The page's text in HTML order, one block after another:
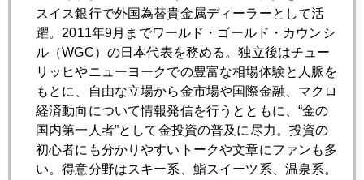
2020年07月21日
ワクチン開発進む、市場の反応に変化
2020年07月20日
米国では個人投資家が勝者に、プロは反省モード
スイス銀行で外国為替貴金属ディーラーとして活
躍。2011年9月までワールド・ゴールド・カウンシ
ル（WGC）の日本代表を務める。独立後はチュー
リッヒやニューヨークでの豊富な相場体験と人脈を
もとに、自由な立場から金市場や国際金融、マクロ
経済動向について情報発信を行うとともに、“金の
国内第一人者”として金投資の普及に尽力。投資の
初心者にも分かりやすいトークや文章にファンも多
い。得意分野はスキー系、鮨スイーツ系、温泉系。